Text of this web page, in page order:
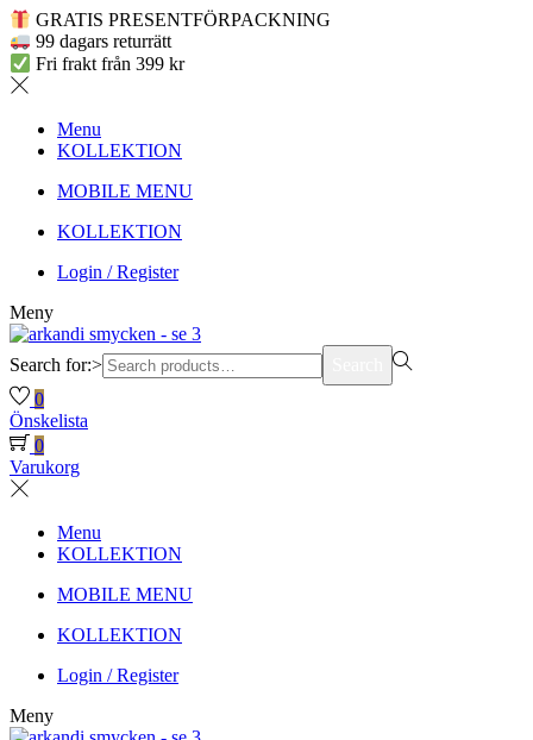
GRATIS PRESENTFÖRPACKNING
99 dagars returrätt
Fri frakt från 399 kr
Menu
KOLLEKTION
MOBILE MENU
KOLLEKTION
Login / Register
Meny
Search for:>
0
Önskelista
0
Varukorg
Menu
KOLLEKTION
MOBILE MENU
KOLLEKTION
Login / Register
Meny